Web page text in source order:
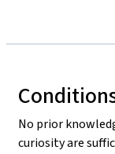
No prior
curiosity are